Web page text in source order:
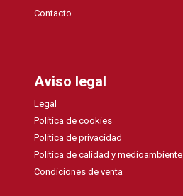
Contacto
Aviso legal
Legal
Política de cookies
Política de privacidad
Política de calidad y medioambiente
Condiciones de venta